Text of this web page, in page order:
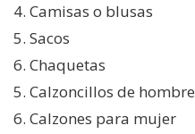
4. Camisas o blusas
5. Sacos
6. Chaquetas
5. Calzoncillos de hombre
6. Calzones para mujer